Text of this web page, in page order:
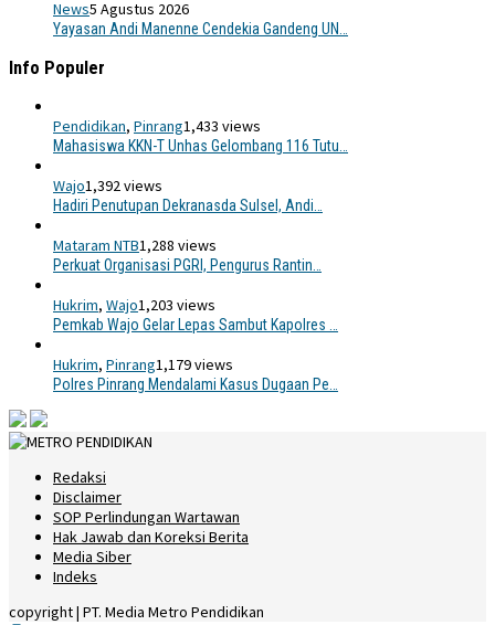
News5 Agustus 2026
Yayasan Andi Manenne Cendekia Gandeng UN…
Info Populer
Pendidikan, Pinrang1,433 views
Mahasiswa KKN-T Unhas Gelombang 116 Tutu…
Wajo1,392 views
Hadiri Penutupan Dekranasda Sulsel, Andi…
Mataram NTB1,288 views
Perkuat Organisasi PGRI, Pengurus Rantin…
Hukrim, Wajo1,203 views
Pemkab Wajo Gelar Lepas Sambut Kapolres …
Hukrim, Pinrang1,179 views
Polres Pinrang Mendalami Kasus Dugaan Pe…
Redaksi
Disclaimer
SOP Perlindungan Wartawan
Hak Jawab dan Koreksi Berita
Media Siber
Indeks
copyright | PT. Media Metro Pendidikan